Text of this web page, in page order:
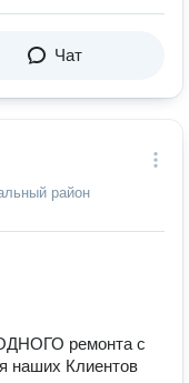
Чат
район
ремонта с
наших Клиентов